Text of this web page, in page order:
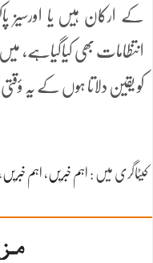
کے ارکان ہیں یا
انتظامات بھی کیاگیاہے، میں
کو یقین دلاتا ہوں کے یہ ؤقتی
کیٹاگری میں : اہم خبریں ، اہم خبریں ،